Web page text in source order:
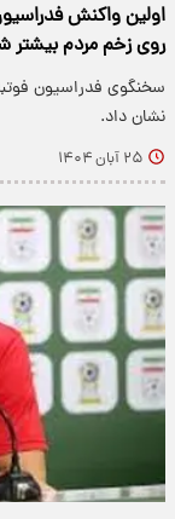
اولین واکنش
روی زخم مردم بیشتر
سخنگوی فدراسیون
نشان داد.
۲۵ آبان ۱۴۰۴